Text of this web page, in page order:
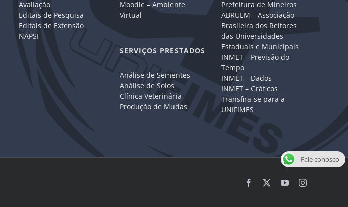
Avaliação
Editais de Pesquisa
Editais de Extensão
NAPSI
Moodle – Ambiente
Virtual
SERVIÇOS PRESTADOS
Análise de Sementes
Análise de Solos
Clínica Veterinária
Produção de Mudas
Prefeitura de Mineiros
ABRUEM – Associação
Brasileira dos Reitores
das Universidades
Estaduais e Municipais
INMET – Previsão do
Tempo
INMET – Dados
INMET – Gráficos
Transfira-se para a
UNIFIMES
Facebook YouTubeInstagram
Fale conosco